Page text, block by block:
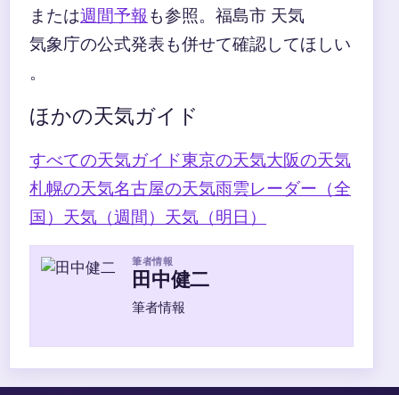
または週間予報も参照。福島市 天気
気象庁の公式発表も併せて確認してほしい
。
ほかの天気ガイド
すべての天気ガイド東京の天気大阪の天気
札幌の天気名古屋の天気雨雲レーダー（全
国） 天気（週間） 天気（明日）
筆者情報
田中健二
筆者情報